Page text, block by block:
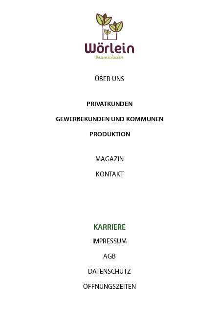
ÜBER UNS
PRIVATKUNDEN
GEWERBEKUNDEN UND KOMMUNEN
PRODUKTION
MAGAZIN
KONTAKT
KARRIERE
IMPRESSUM
AGB
DATENSCHUTZ
ÖFFNUNGSZEITEN